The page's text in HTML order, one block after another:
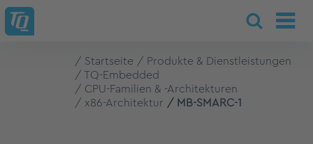
Startseite
Produkte & Dienstleistungen
TQ-Embedded
CPU-Familien & -Architekturen
x86-Architektur
MB-SMARC-1